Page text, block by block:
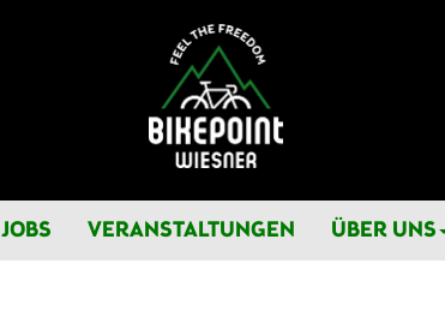
JOBS VERANSTALTUNGEN ÜBER UNS